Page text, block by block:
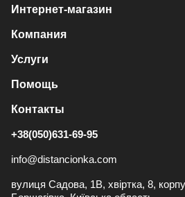
Интернет-магазин
Компания
Услуги
Помощь
Контакты
+38(050)631-69-95
info@distancionka.com
вулиця Садова, 1В, хвіртка, 8,